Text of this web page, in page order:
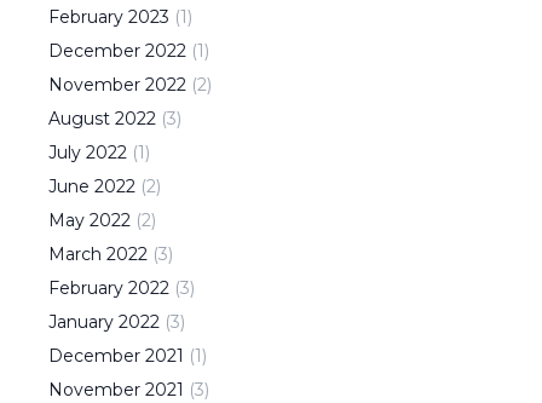
February 2023 (1)
December 2022 (1)
November 2022 (2)
August 2022 (3)
July 2022 (1)
June 2022 (2)
May 2022 (2)
March 2022 (3)
February 2022 (3)
January 2022 (3)
December 2021 (1)
November 2021 (3)